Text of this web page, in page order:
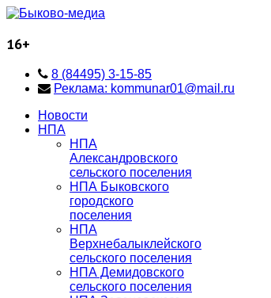
16+
8 (84495) 3-15-85
Реклама: kommunar01@mail.ru
Новости
НПА
НПА
Александровского
сельского поселения
НПА Быковского
городского
поселения
НПА
Верхнебалыклейского
сельского поселения
НПА Демидовского
сельского поселения